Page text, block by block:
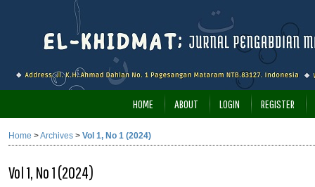
HOME ABOUT LOGIN REGISTER
Home >Archives > Vol 1, No 1 (2024)
Vol 1, No 1 (2024)